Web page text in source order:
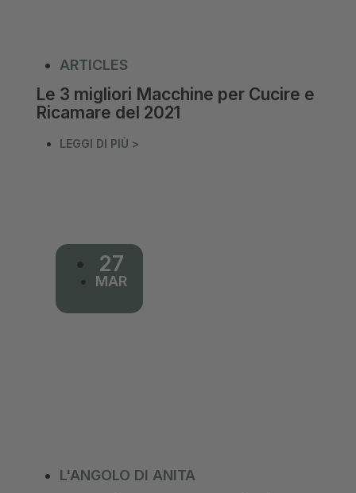
ARTICLES
Le 3 migliori Macchine per Cucire e
Ricamare del 2021
LEGGI DI PIÙ >
27
MAR
L'ANGOLO DI ANITA